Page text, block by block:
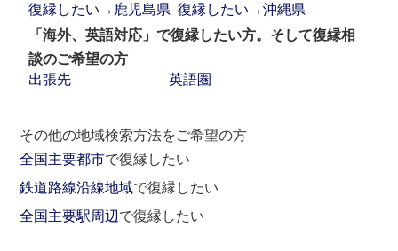
復縁したい→鹿児島県 復縁したい→沖縄県
「海外、英語対応」で復縁したい方。そして復縁相
談のご希望の方
出張先
英語圏
その他の地域検索方法をご希望の方
全国主要都市で復縁したい
鉄道路線沿線地域で復縁したい
全国主要駅周辺 で復縁したい